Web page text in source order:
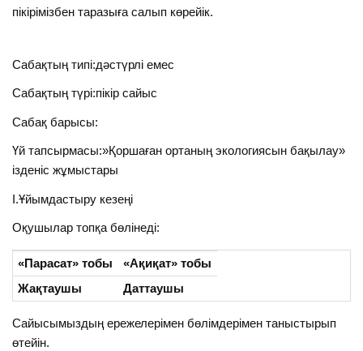
пікірімізбен таразыға салып көрейік.
Сабақтың типі:дәстүрлі емес
Сабақтың түрі:пікір сайыс
Сабақ барысы:
Үй тапсырмасы:»Қоршаған ортаның экологиясын бақылау»
ізденіс жұмыстары
I.Ұйымдастыру кезеңі
Оқушылар топқа бөлінеді:
«Парасат» тобы
«Ақиқат» тобы
Жақтаушы
Даттаушы
Сайысымыздың ережелерімен бөлімдерімен таныстырып
өтейін.